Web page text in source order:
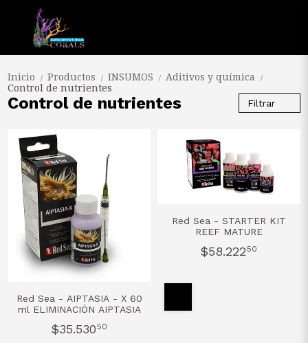
Inicio / Productos / INSUMOS / Aditivos y química /
Control de nutrientes
Control de nutrientes Filtrar
Red Sea - AIPTASIA - X 60
ml ELIMINACIÓN AIPTASIA
$35.530 50
Red Sea - STARTER KIT
REEF MATURE
$58.222 50